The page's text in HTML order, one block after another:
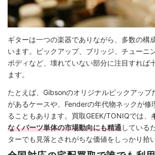
ギターは一つの楽器でありながら、多数の構
います。ピックアップ、ブリッジ、チューニ
ボディなど、壊れていない部分に注目すれば
ます。
たとえば、Gibsonのオリジナルピックアップ
があるケースや、Fenderの年代物ネックが修
ることもあります。買取GEEK/TONIQでは、
なくパーツ単体の市場動向にも精通している
ターでも見落とされがちな価値をしっかり拾